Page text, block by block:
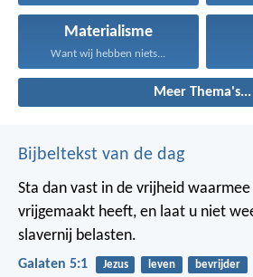
Materialisme
Want wij hebben niets...
Meer Thema's...
Bijbeltekst van de dag
Sta dan vast in de vrijheid
vrijgemaakt heeft, en laat u niet
slavernij belasten.
Galaten 5:1 Jezus leven bevrijder